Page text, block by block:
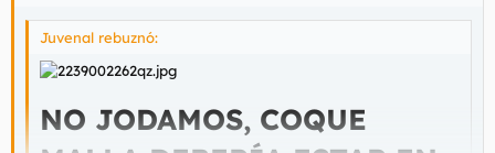
Juvenal rebuznó:
NO JODAMOS, COQUE